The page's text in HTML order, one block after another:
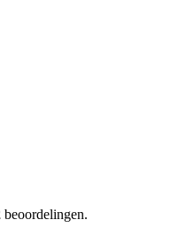
beoordelingen.